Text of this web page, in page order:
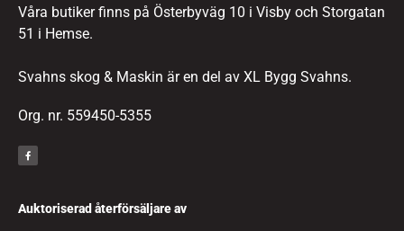
Våra butiker finns på Österbyväg 10 i Visby och Storgatan
51 i Hemse.
Svahns skog & Maskin är en del av XL Bygg Svahns.
Org. nr. 559450-5355
Auktoriserad återförsäljare av